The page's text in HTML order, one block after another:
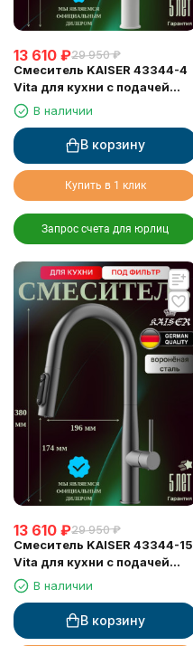
13 610 ₽29 950 ₽
Смеситель KAISER 43344-4
Vita для кухни с подачей
фильтрованной воды
В наличии
В корзину
Купить в 1 клик
Запрос счета для юрлиц
13 610 ₽29 950 ₽
Смеситель KAISER 43344-15
Vita для кухни с подачей
фильтрованной воды
В наличии
В корзину